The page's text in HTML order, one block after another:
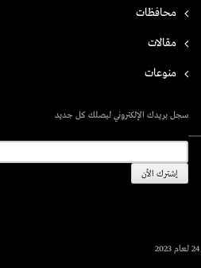
محافظات
مقالات
منوعات
سجل بريدك الإلكتروني ليصلك كل جديد